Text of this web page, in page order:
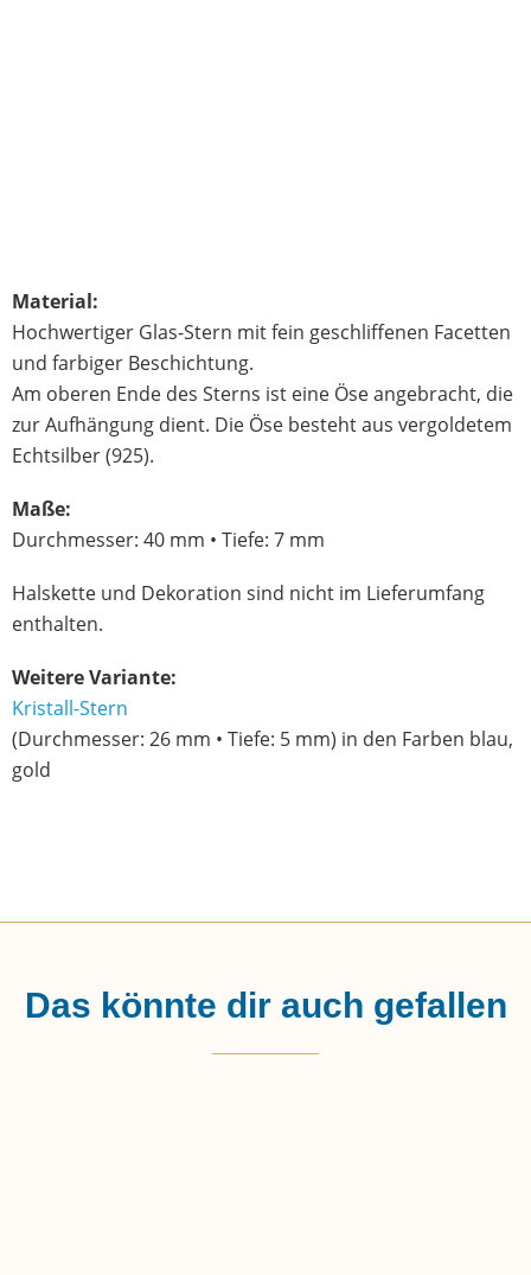
Material:
Hochwertiger Glas-Stern mit fein geschliffenen Facetten
und farbiger Beschichtung.
Am oberen Ende des Sterns ist eine Öse angebracht, die
zur Aufhängung dient. Die Öse besteht aus vergoldetem
Echtsilber (925).
Maße:
Durchmesser: 40 mm • Tiefe: 7 mm
Halskette und Dekoration sind nicht im Lieferumfang
enthalten.
Weitere Variante:
Kristall-Stern
(Durchmesser: 26 mm • Tiefe: 5 mm) in den Farben blau,
gold
Das könnte dir auch gefallen